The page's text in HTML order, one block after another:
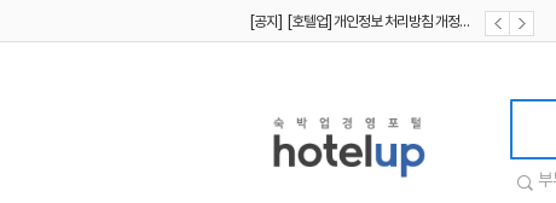
[공지] [호텔업] 개인정보 처리방침 개정본1 (19.09.02)
부